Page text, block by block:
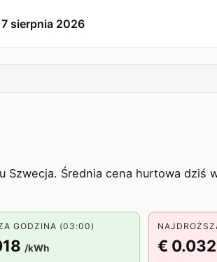
sierpnia 2026
Szwecja. Średnia cena hurtowa dziś
GODZINA (03:00)
/kWh €